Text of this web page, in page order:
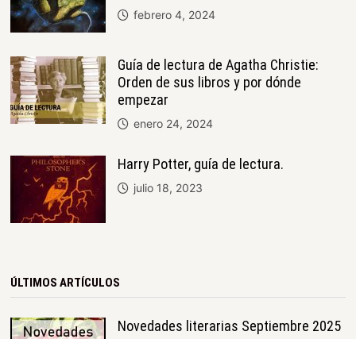
febrero 4, 2024
Guía de lectura de Agatha Christie:
Orden de sus libros y por dónde
empezar
enero 24, 2024
Harry Potter, guía de lectura.
julio 18, 2023
ÚLTIMOS ARTÍCULOS
Novedades literarias Septiembre 2025